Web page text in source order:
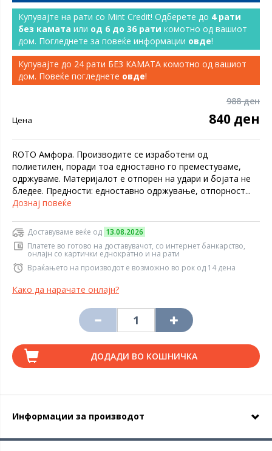
Купувајте на рати со Mint Credit! Одберете до 4 рати
без камата или од 6 до 36 рати комотно од вашиот
дом. Погледнете за повеќе информации овде!
Купувајте до 24 рати БЕЗ КАМАТА комотно од вашиот
дом. Повеќе погледнете овде!
988 ден
Цена 840 ден
ROTO Амфора. Производите се изработени од
полиетилен, поради тоа едноставно го преместуваме,
одржуваме. Материјалот е отпорен на удари и бојата не
бледее. Предности: едноставно одржување, отпорност...
Дознај повеќе
Доставуваме веќе од 13.08.2026
Платете во готово на доставувачот, со интернет банкарство,
онлајн со картички еднократно и на рати
Враќањето на производот е возможно во рок од 14 дена
Како да нарачате онлајн?
ДОДАДИ ВО КОШНИЧКА
Информации за производот